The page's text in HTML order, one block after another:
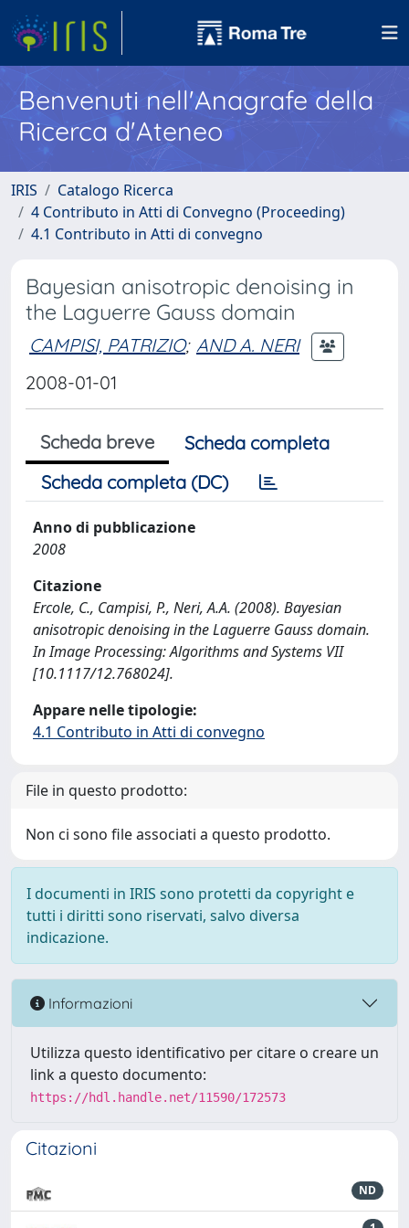
Benvenuti nell'Anagrafe della
Ricerca d'Ateneo
IRIS
Catalogo Ricerca
4 Contributo in Atti di Convegno (Proceeding)
4.1 Contributo in Atti di convegno
Bayesian anisotropic denoising in
the Laguerre Gauss domain
CAMPISI, PATRIZIO; AND A. NERI
2008-01-01
Scheda breve
Scheda completa
Scheda completa (DC)
Anno di pubblicazione
2008
Citazione
Ercole, C., Campisi, P., Neri, A.A. (2008). Bayesian
anisotropic denoising in the Laguerre Gauss domain.
In Image Processing: Algorithms and Systems VII
[10.1117/12.768024].
Appare nelle tipologie:
4.1 Contributo in Atti di convegno
File in questo prodotto:
Non ci sono file associati a questo prodotto.
I documenti in IRIS sono protetti da copyright e
tutti i diritti sono riservati, salvo diversa
indicazione.
Informazioni
Utilizza questo identificativo per citare o creare un
link a questo documento:
https://hdl.handle.net/11590/172573
Citazioni
ND